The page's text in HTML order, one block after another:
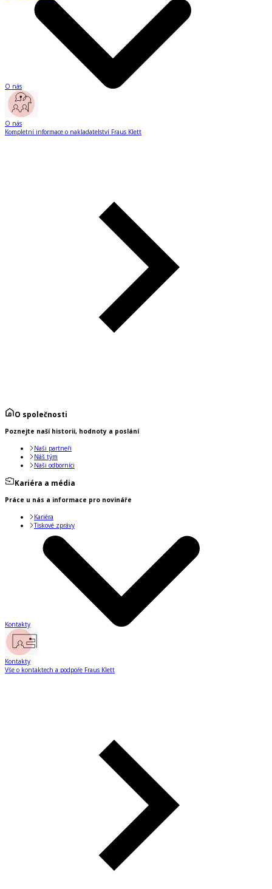
O nás
O nás
Kompletní informace o nakladatelství Fraus Klett
O společnosti
Poznejte naší historii, hodnoty a poslání
Naši partneři
Náš tým
Naši odborníci
Kariéra a média
Práce u nás a informace pro novináře
Kariéra
Tiskové zprávy
Kontakty
Kontakty
Vše o kontaktech a podpoře Fraus Klett